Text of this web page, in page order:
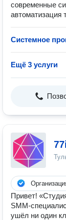
современные
автоматизация
Системное
Ещё 3 услуги
Привет!
SMM-
ушёл ни один